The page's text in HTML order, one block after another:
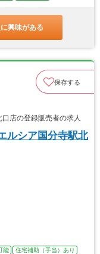
興味がある
保存する
店の登録販売者の求人
ルシア国分寺駅北
能
住宅補助（手当）あり